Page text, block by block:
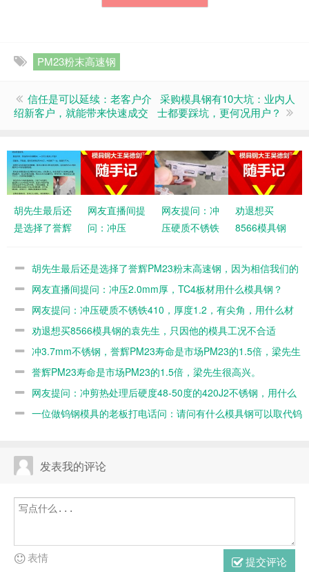
PM23粉末高速钢
信任是可以延续：老客户介
绍新客户，就能带来快速成交
采购模具钢有10大坑：业内人
士都要踩坑，更何况用户？
胡先生最后还
是选择了誉辉
速钢，因为相
网友直播间提
问：冲压
TC4板材用什
网友提问：冲
压硬质不锈铁
1.2，有尖
料能抗崩耐
用？
劝退想买
8566模具钢
因他的模具工
胡先生最后还是选择了誉辉PM23粉末高速钢，因为相信我们的
专业网友直播间提问：冲压2.0mm厚，TC4板材用什么模具钢？
网友提问：冲压硬质不锈铁410，厚度1.2，有尖角，用什么材
料能抗崩耐用？
劝退想买8566模具钢的袁先生，只因他的模具工况不合适
冲3.7mm不锈钢，誉辉PM23寿命是市场PM23的1.5倍，梁先生
很高兴誉辉PM23寿命是市场PM23的1.5倍，梁先生很高兴。
网友提问：冲剪热处理后硬度48-50度的420J2不锈钢，用什么
模具钢？
一位做钨钢模具的老板打电话问：请问有什么模具钢可以取代钨
发表我的评论
提交评论
表情